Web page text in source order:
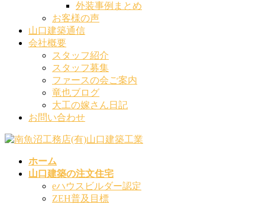
外装事例まとめ
お客様の声
山口建築通信
会社概要
スタッフ紹介
スタッフ募集
ファースの会ご案内
竜也ブログ
大工の嫁さん日記
お問い合わせ
ホーム
山口建築の注文住宅
eハウスビルダー認定
ZEH普及目標